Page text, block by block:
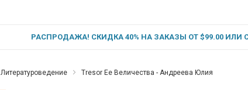
РАСПРОДАЖА! СКИДКА 40% НА ЗАКАЗЫ ОТ $99.00 ИЛИ
Литературоведение Tresor Ее Величества - Андреева Юлия